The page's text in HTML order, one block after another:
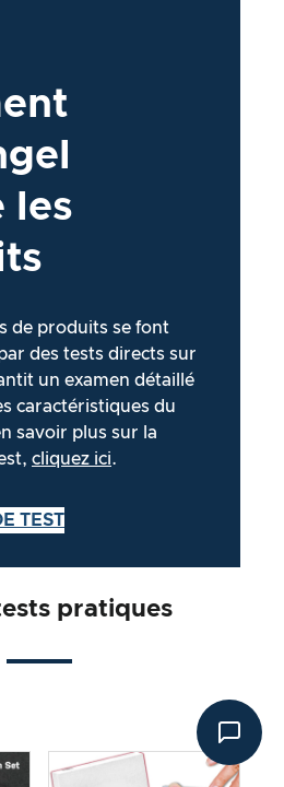
les
de produits se font
des tests directs sur
un examen détaillé
caractéristiques du
savoir plus sur la
cliquez ici.
TEST
pratiques